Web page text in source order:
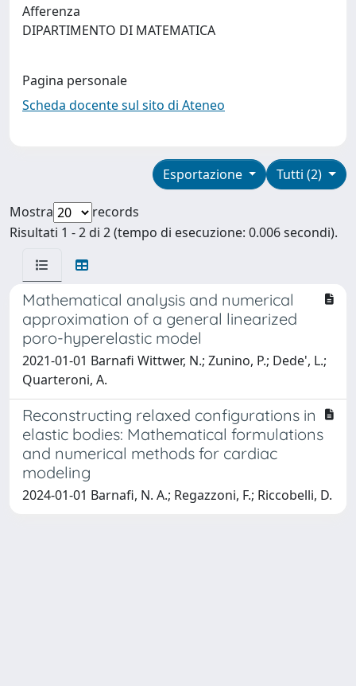
Afferenza
DIPARTIMENTO DI MATEMATICA
Pagina personale
Scheda docente sul sito di Ateneo
Tutti (2)
Esportazione
Mostra
records
Risultati 1 - 2 di 2 (tempo di esecuzione: 0.006 secondi).
Mathematical analysis and numerical
approximation of a general linearized
poro-hyperelastic model
2021-01-01 Barnafi Wittwer, N.; Zunino, P.; Dede', L.;
Quarteroni, A.
Reconstructing relaxed configurations in
elastic bodies: Mathematical formulations
and numerical methods for cardiac
modeling
2024-01-01 Barnafi, N. A.; Regazzoni, F.; Riccobelli, D.